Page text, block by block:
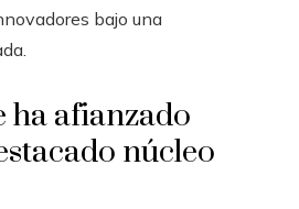
bajo una
ha afianzado
núcleo